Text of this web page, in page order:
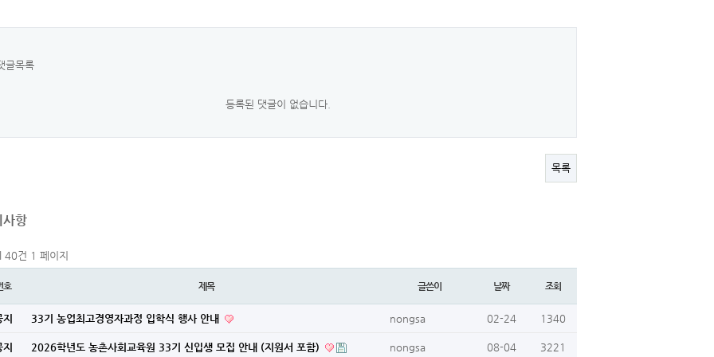
글목록
등록된 댓글이 없습니다.
목록
사항
40건 1 페이지
호 제목 글쓴이 날짜 조회
33기 농업최고경영자과정 입학식 행사 안내 nongsa 02-24 1340
2026학년도 농촌사회교육원 33기 신입생 모집 안내 (지원서 포함) nongsa 08-04 3221